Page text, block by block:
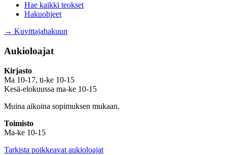
Hae kaikki teokset
Hakuohjeet
→ Kuvittajahakuun
Aukioloajat
Kirjasto
Ma 10-17, ti-ke 10-15
Kesä-elokuussa ma-ke 10-15
Muina aikoina sopimuksen mukaan.
Toimisto
Ma-ke 10-15
Tarkista poikkeavat aukioloajat